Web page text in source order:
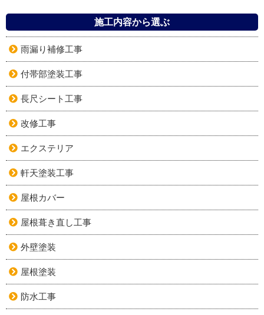
施工内容から選ぶ
雨漏り補修工事
付帯部塗装工事
長尺シート工事
改修工事
エクステリア
軒天塗装工事
屋根カバー
屋根葺き直し工事
外壁塗装
屋根塗装
防水工事